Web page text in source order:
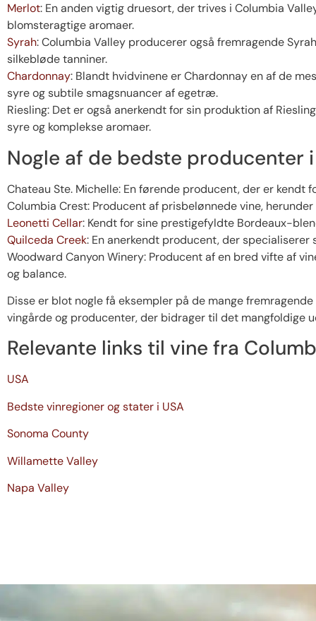
Merlot: En anden vigtig druesort, der trives i Columbia
blomsteragtige aromaer.
Syrah: Columbia Valley producerer også fremragende
silkebløde tanniner.
Chardonnay: Blandt hvidvinene er Chardonnay en af de
syre og subtile smagsnuancer af egetræ.
Riesling: Det er også anerkendt for sin produktion af
syre og komplekse aromaer.
Nogle af de bedste producenter
Chateau Ste. Michelle: En førende producent, der er kendt
Columbia Crest: Producent af prisbelønnede vine,
Leonetti Cellar: Kendt for sine prestigefyldte Bordeaux-
Quilceda Creek: En anerkendt producent, der
Woodward Canyon Winery: Producent af en bred vifte af
og balance.
Disse er blot nogle få eksempler på de mange
vingårde og producenter, der bidrager til det mangfoldige
Relevante links til vine fra
USA
Bedste vinregioner og stater i USA
Sonoma County
Willamette Valley
Napa Valley